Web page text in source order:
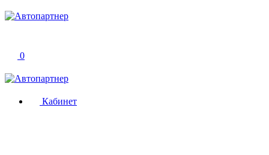
0
Кабинет